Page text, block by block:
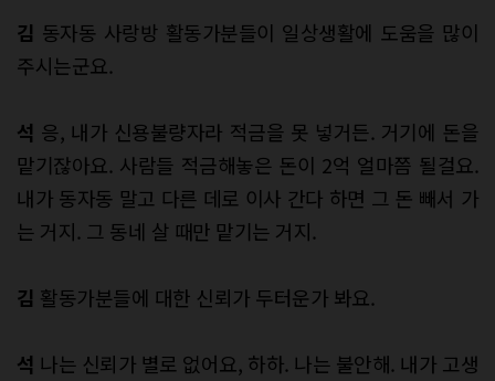
김 동자동 사랑방 활동가분들이 일상생활에 도움을 많이
주시는군요.
석 응, 내가 신용불량자라 적금을 못 넣거든. 거기에 돈을
맡기잖아요. 사람들 적금해놓은 돈이 2억 얼마쯤 될걸요.
내가 동자동 말고 다른 데로 이사 간다 하면 그 돈 빼서 가
는 거지. 그 동네 살 때만 맡기는 거지.
김 활동가분들에 대한 신뢰가 두터운가 봐요.
석 나는 신뢰가 별로 없어요, 하하. 나는 불안해. 내가 고생